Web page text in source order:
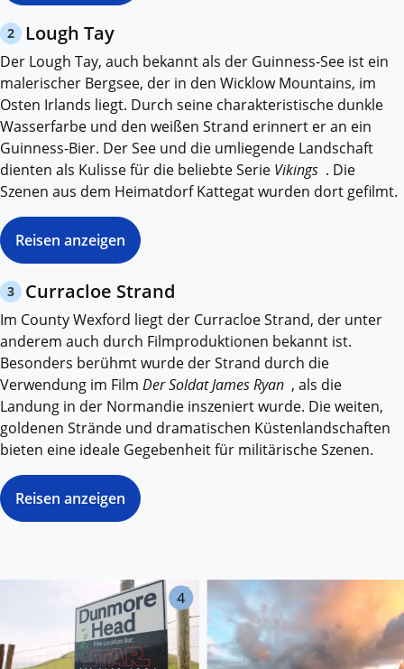
2 Lough Tay
Der Lough Tay, auch bekannt als der Guinness-See ist ein
malerischer Bergsee, der in den Wicklow Mountains, im
Osten Irlands liegt. Durch seine charakteristische dunkle
Wasserfarbe und den weißen Strand erinnert er an ein
Guinness-Bier. Der See und die umliegende Landschaft
dienten als Kulisse für die beliebte Serie Vikings . Die
Szenen aus dem Heimatdorf Kattegat wurden dort gefilmt.
Reisen anzeigen
3 Curracloe Strand
Im County Wexford liegt der Curracloe Strand, der unter
anderem auch durch Filmproduktionen bekannt ist.
Besonders berühmt wurde der Strand durch die
Verwendung im Film Der Soldat James Ryan , als die
Landung in der Normandie inszeniert wurde. Die weiten,
goldenen Strände und dramatischen Küstenlandschaften
bieten eine ideale Gegebenheit für militärische Szenen.
Reisen anzeigen